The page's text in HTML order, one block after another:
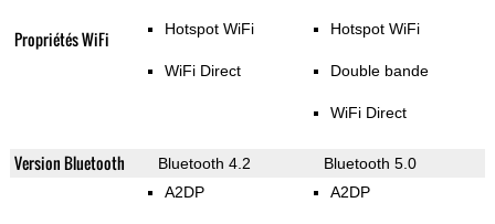
Propriétés WiFi Hotspot WiFi
WiFi Direct
Hotspot WiFi
Double bande
WiFi Direct
Version Bluetooth Bluetooth 4.2 Bluetooth 5.0
A2DP A2DP